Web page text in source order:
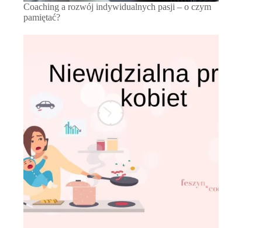
Coaching a rozwój indywidualnych pasji – o czym
pamiętać?